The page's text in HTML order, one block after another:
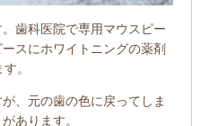
歯科医院で専用マウスピー
スにホワイトニングの薬剤
。
、元の歯の色に戻ってしま
あります。